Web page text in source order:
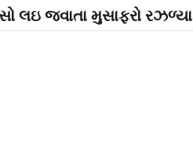
લઇ જવાતા મુસાફરો રઝળ્યા